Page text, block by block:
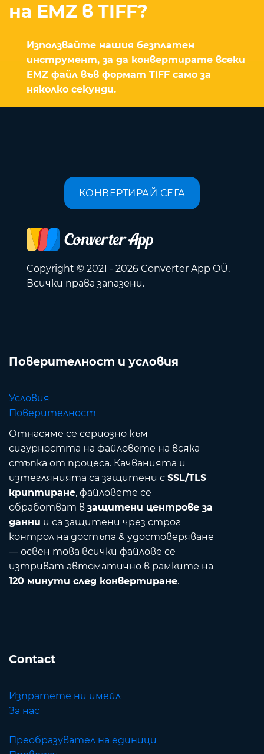
на EMZ в TIFF?
Използвайте нашия безплатен
инструмент, за да конвертирате всеки
EMZ файл във формат TIFF само за
няколко секунди.
КОНВЕРТИРАЙ СЕГА
Copyright © 2021 - 2026 Converter App OÜ.
Всички права запазени.
Поверителност и условия
Условия
Поверителност
Отнасяме се сериозно към
сигурността на файловете на всяка
стъпка от процеса. Качванията и
изтеглянията са защитени с SSL/TLS
криптиране, файловете се
обработват в защитени центрове за
данни и са защитени чрез строг
контрол на достъпа & удостоверяване
— освен това всички файлове се
изтриват автоматично в рамките на
120 минути след конвертиране.
Contact
Изпратете ни имейл
За нас
Преобразувател на единици